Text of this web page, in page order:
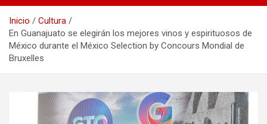
Inicio
Cultura
En Guanajuato se elegirán los mejores vinos y espirituosos de
México durante el México Selection by Concours Mondial de
Bruxelles